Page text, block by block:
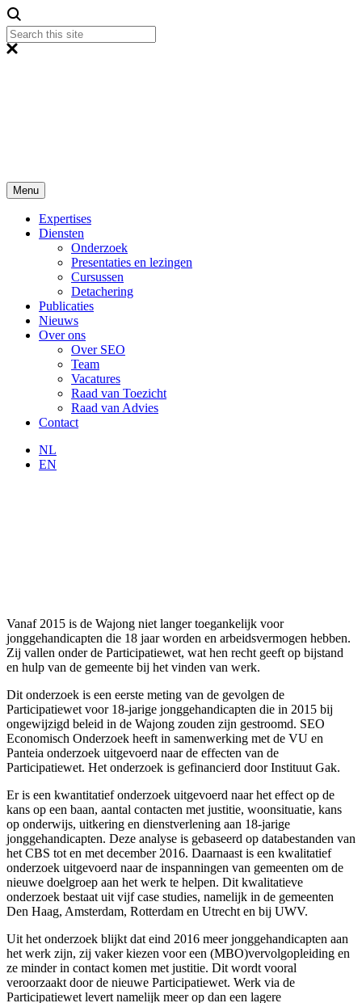
Menu
Expertises
Diensten
Onderzoek
Presentaties en lezingen
Cursussen
Detachering
Publicaties
Nieuws
Over ons
Over SEO
Team
Vacatures
Raad van Toezicht
Raad van Advies
Contact
NL
EN
Vanaf 2015 is de Wajong niet langer toegankelijk voor
jonggehandicapten die 18 jaar worden en arbeidsvermogen hebben.
Zij vallen onder de Participatiewet, wat hen recht geeft op bijstand
en hulp van de gemeente bij het vinden van werk.
Dit onderzoek is een eerste meting van de gevolgen de
Participatiewet voor 18-jarige jonggehandicapten die in 2015 bij
ongewijzigd beleid in de Wajong zouden zijn gestroomd. SEO
Economisch Onderzoek heeft in samenwerking met de VU en
Panteia onderzoek uitgevoerd naar de effecten van de
Participatiewet. Het onderzoek is gefinancierd door Instituut Gak.
Er is een kwantitatief onderzoek uitgevoerd naar het effect op de
kans op een baan, aantal contacten met justitie, woonsituatie, kans
op onderwijs, uitkering en dienstverlening aan 18-jarige
jonggehandicapten. Deze analyse is gebaseerd op databestanden van
het CBS tot en met december 2016. Daarnaast is een kwalitatief
onderzoek uitgevoerd naar de inspanningen van gemeenten om de
nieuwe doelgroep aan het werk te helpen. Dit kwalitatieve
onderzoek bestaat uit vijf case studies, namelijk in de gemeenten
Den Haag, Amsterdam, Rotterdam en Utrecht en bij UWV.
Uit het onderzoek blijkt dat eind 2016 meer jonggehandicapten aan
het werk zijn, zij vaker kiezen voor een (MBO)vervolgopleiding en
ze minder in contact komen met justitie. Dit wordt vooral
veroorzaakt door de nieuwe Participatiewet. Werk via de
Participatiewet levert namelijk meer op dan een lagere